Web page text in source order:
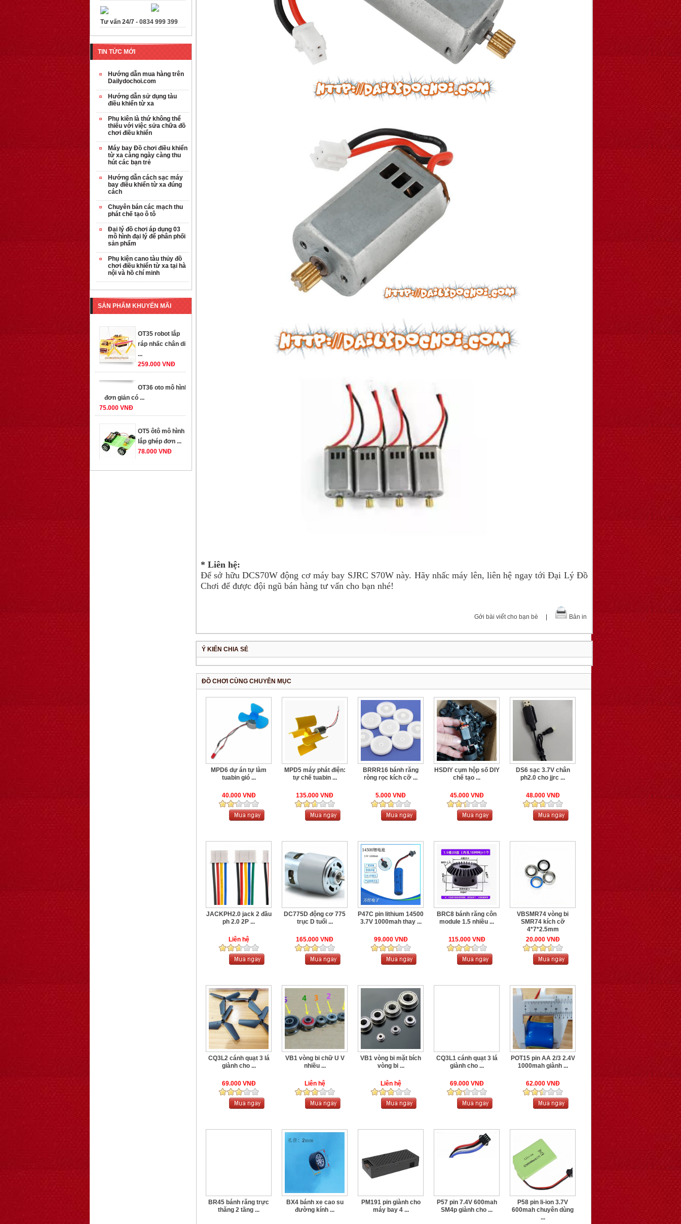
* Liên hệ:
Để sở hữu DCS70W động cơ máy bay SJRC S70W này. Hãy nhấc máy lên, liên hệ ngay tới Đại Lý Đồ
Chơi để được đội ngũ bán hàng tư vấn cho bạn nhé!
Gởi bài viết cho bạn bè Bản in
Ý KIẾN CHIA SẺ
ĐỒ CHƠI CÙNG CHUYÊN MỤC
MPD6 dự án tự làm
tuabin gió ...
40.000 VNĐ
MPD5 máy phát điện:
tự chế tuabin ...
135.000 VNĐ
BRRR16 bánh răng
ròng rọc kích cỡ ...
5.000 VNĐ
HSDIY cụm hộp số DIY
chế tạo ...
45.000 VNĐ
DS6 sạc 3.7V chân
ph2.0 cho jjrc ...
48.000 VNĐ
JACKPH2.0 jack 2 đầu
ph 2.0 2P ...
Liên hệ
DC775D động cơ 775
trục D tuổi ...
165.000 VNĐ
P47C pin lithium 14500
3.7V 1000mah thay ...
99.000 VNĐ
BRC8 bánh răng côn
module 1.5 nhiều ...
115.000 VNĐ
VBSMR74 vòng bi
SMR74 kích cỡ
4*7*2.5mm
20.000 VNĐ
CQ3L2 cánh quạt 3 lá
giành cho ...
69.000 VNĐ
VB1 vòng bi chữ U V
nhiều ...
Liên hệ
VB1 vòng bi mặt bích
vòng bi ...
Liên hệ
CQ3L1 cánh quạt 3 lá
giành cho ...
69.000 VNĐ
POT15 pin AA 2/3 2.4V
1000mah giành ...
62.000 VNĐ
BR45 bánh răng trực
thăng 2 tầng ...
BX4 bánh xe cao su
đường kính ...
PM191 pin giành cho
máy bay 4 ...
P57 pin 7.4V 600mah
SM4p giành cho ...
P58 pin li-ion 3.7V
600mah chuyên dùng
...
Tư vấn 24/7 - 0834 999 399
TIN TỨC MỚI
Hướng dẫn mua hàng trên
Dailydochoi.com
Hướng dẫn sử dụng tàu
điều khiển từ xa
Phụ kiên là thứ không thể
thiếu với việc sửa chữa đồ
chơi điều khiển
Máy bay Đồ chơi điều khiển
từ xa càng ngày càng thu
hút các bạn trẻ
Hướng dẫn cách sạc máy
bay điều khiển từ xa đúng
cách
Chuyên bán các mạch thu
phát chế tạo ô tô
Đại lý đồ chơi áp dụng 03
mô hình đại lý để phân phối
sản phẩm
Phụ kiện cano tàu thủy đồ
chơi điều khiển từ xa tại hà
nội và hồ chí minh
SẢN PHẨM KHUYẾN MÃI
OT35 robot lắp
...
259.000 VNĐ
OT36 oto mô hình
78.000 VNĐ
đơn giản cho ...